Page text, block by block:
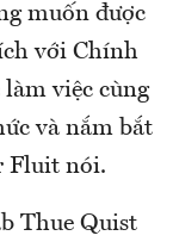
muốn được
với Chính
việc cùng
và nắm bắt
Fluit nói.
Thue Quist